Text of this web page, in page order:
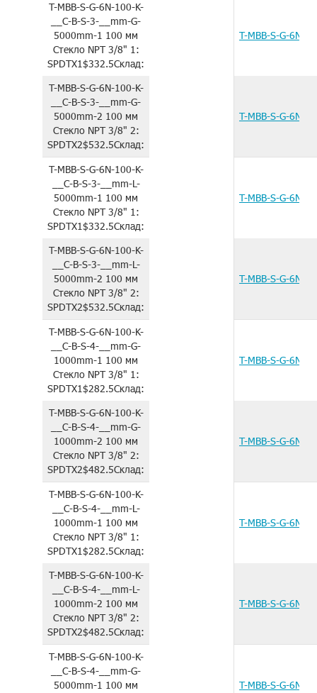
T-MBB-S-G-6N-100-K-
__C-B-S-3-__mm-G-
5000mm-1 100 мм
СтеклоNPT 3/8" 1:
SPDTX1$332.5Склад:
T-MBB-S-G-6N-
T-MBB-S-G-6N-100-K-
__C-B-S-3-__mm-G-
5000mm-2 100 мм
СтеклоNPT 3/8" 2:
SPDTX2$532.5Склад:
T-MBB-S-G-6N-
T-MBB-S-G-6N-100-K-
__C-B-S-3-__mm-L-
5000mm-1 100 мм
СтеклоNPT 3/8" 1:
SPDTX1$332.5Склад:
T-MBB-S-G-6N-
T-MBB-S-G-6N-100-K-
__C-B-S-3-__mm-L-
5000mm-2 100 мм
СтеклоNPT 3/8" 2:
SPDTX2$532.5Склад:
T-MBB-S-G-6N-
T-MBB-S-G-6N-100-K-
__C-B-S-4-__mm-G-
1000mm-1 100 мм
СтеклоNPT 3/8" 1:
SPDTX1$282.5Склад:
T-MBB-S-G-6N-
T-MBB-S-G-6N-100-K-
__C-B-S-4-__mm-G-
1000mm-2 100 мм
СтеклоNPT 3/8" 2:
SPDTX2$482.5Склад:
T-MBB-S-G-6N-
T-MBB-S-G-6N-100-K-
__C-B-S-4-__mm-L-
1000mm-1 100 мм
СтеклоNPT 3/8" 1:
SPDTX1$282.5Склад:
T-MBB-S-G-6N-
T-MBB-S-G-6N-100-K-
__C-B-S-4-__mm-L-
1000mm-2 100 мм
СтеклоNPT 3/8" 2:
SPDTX2$482.5Склад:
T-MBB-S-G-6N-
T-MBB-S-G-6N-100-K-
__C-B-S-4-__mm-G-
5000mm-1 100 мм T-MBB-S-G-6N-